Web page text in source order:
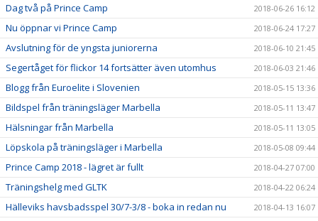
Dag två på Prince Camp 2018-06-26 16:12
Nu öppnar vi Prince Camp 2018-06-24 17:27
Avslutning för de yngsta juniorerna 2018-06-10 21:45
Segertåget för flickor 14 fortsätter även utomhus 2018-06-03 21:46
Blogg från Euroelite i Slovenien 2018-05-15 13:36
Bildspel från träningsläger Marbella 2018-05-11 13:47
Hälsningar från Marbella 2018-05-11 13:05
Löpskola på träningsläger i Marbella 2018-05-08 09:44
Prince Camp 2018 - lägret är fullt 2018-04-27 07:00
Träningshelg med GLTK 2018-04-22 06:24
Hälleviks havsbadsspel 30/7-3/8 - boka in redan nu 2018-04-13 16:07